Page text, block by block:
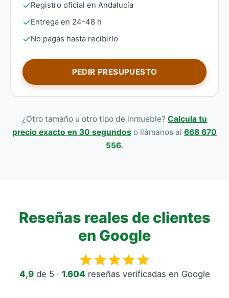
Registro oficial en Andalucía
Entrega en 24-48 h
No pagas hasta recibirlo
PEDIR PRESUPUESTO
¿Otro tamaño u otro tipo de inmueble? Calcula tu
precio exacto en 30 segundos o llámanos al 668 670
556.
Reseñas reales de clientes
en Google
4,9de 5 · 1.604 reseñas verificadas en Google